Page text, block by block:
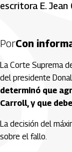
escritora E. Jean
PorCon
La Corte Suprema
del presidente
determinó que
Carroll, y que
La decisión del
sobre el fallo.